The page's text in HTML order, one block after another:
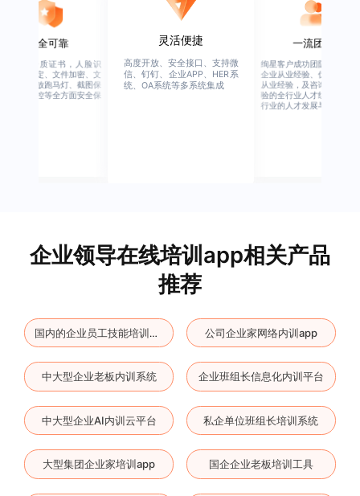
安全可靠
业权威资质证书，人脸识
、设备绑定、文件加密、文
水印、播放跑马灯、截图保
、权限管控等全方面安全保
灵活便捷
高度开放、安全接口、支持微
信、钉钉、企业APP、HER系
统、OA系统等多系统集成
一流团队
绚星客户成功团队，由有多
企业从业经验、优秀培训机
从业经验，及咨询公司从业
验的全行业人才组成，涉猎
行业的人才发展与培养模块
企业领导在线培训app相关产品
推荐
国内的企业员工技能培训系统 公司企业家网络内训app
中大型企业老板内训系统 企业班组长信息化内训平台
中大型企业AI内训云平台 私企单位班组长培训系统
大型集团企业家培训app 国企企业老板培训工具